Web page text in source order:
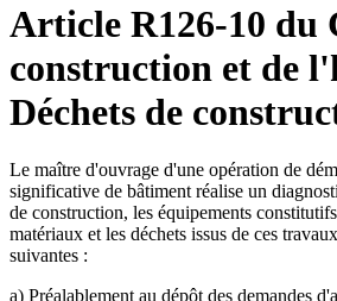
Article R126-10 du
construction et de
Déchets de
Le maître d'ouvrage d'une opération de
significative de bâtiment réalise un
de construction, les équipements
matériaux et les déchets issus de ces
suivantes :
a) Préalablement au dépôt des demandes